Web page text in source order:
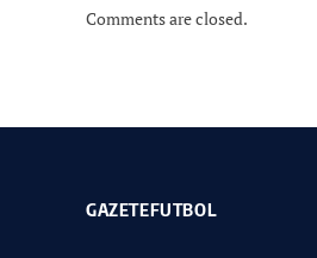
Comments are closed.
GAZETEFUTBOL